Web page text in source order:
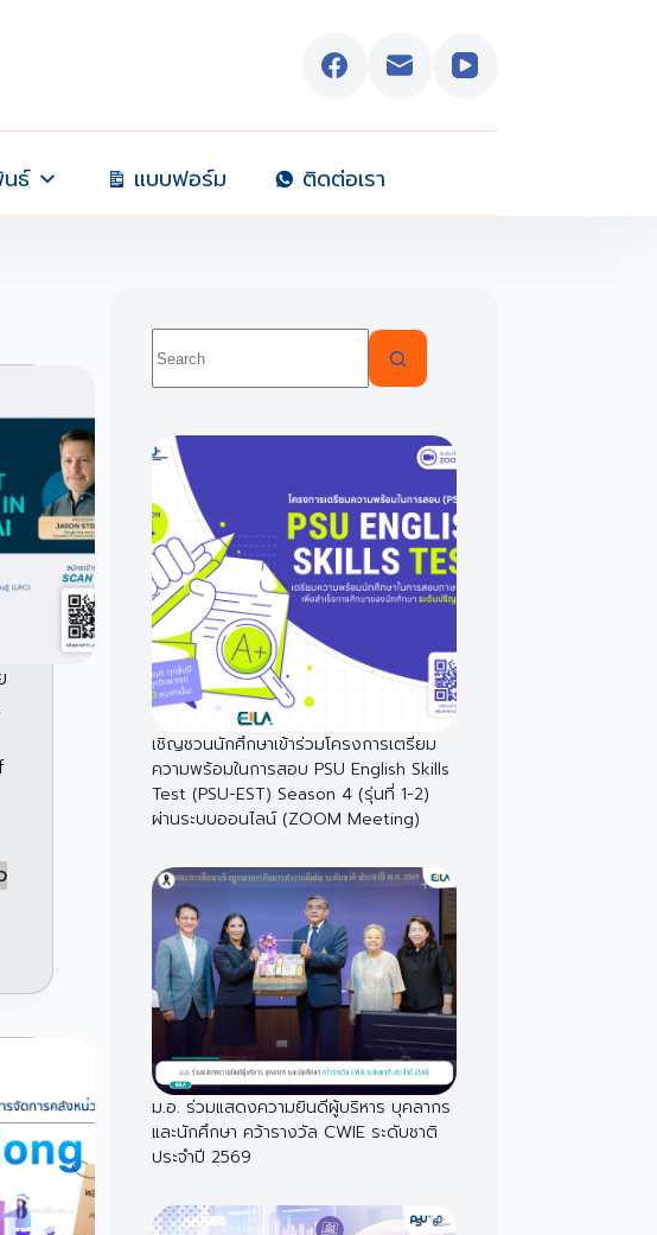
ธ์ แบบฟอร์ม ติดต่อเรา
results
เชิญชวนนักศึกษาเข้าร่วมโครงการเตรียม
ความพร้อมในการสอบ PSU English Skills
Test (PSU-EST) Season 4 (รุ่นที่ 1-2)
ผ่านระบบออนไลน์ (ZOOM Meeting)
ม.อ. ร่วมแสดงความยินดีผู้บริหาร บุคลากร
และนักศึกษา คว้ารางวัล CWIE ระดับชาติ
ประจำปี 2569